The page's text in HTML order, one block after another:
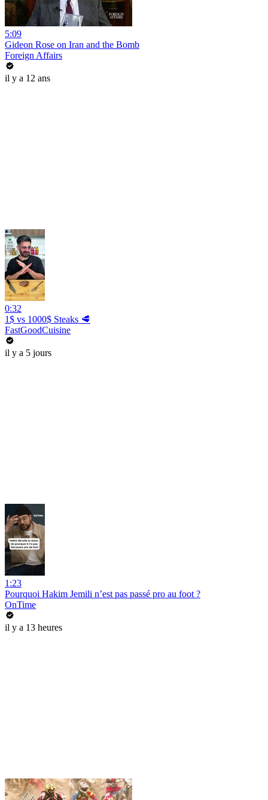
5:09
Gideon Rose on Iran and the Bomb
Foreign Affairs
il y a 12 ans
0:32
1$ vs 1000$ Steaks 🥩
FastGoodCuisine
il y a 5 jours
1:23
Pourquoi Hakim Jemili n’est pas passé pro au foot ?
OnTime
il y a 13 heures